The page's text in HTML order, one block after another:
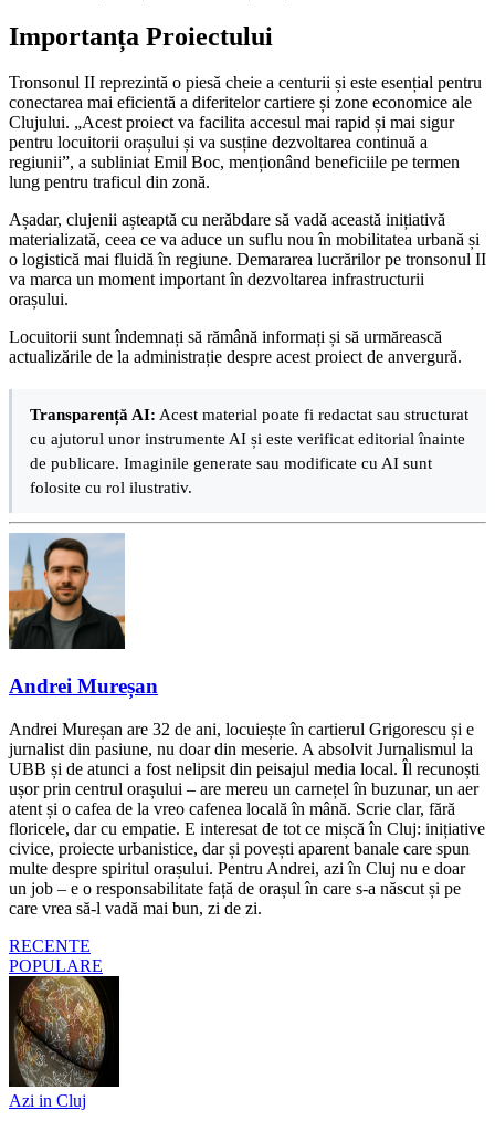
Importanța Proiectului
Tronsonul II reprezintă o piesă cheie a centurii și este esențial pentru
conectarea mai eficientă a diferitelor cartiere și zone economice ale
Clujului. „Acest proiect va facilita accesul mai rapid și mai sigur
pentru locuitorii orașului și va susține dezvoltarea continuă a
regiunii”, a subliniat Emil Boc, menționând beneficiile pe termen
lung pentru traficul din zonă.
Așadar, clujenii așteaptă cu nerăbdare să vadă această inițiativă
materializată, ceea ce va aduce un suflu nou în mobilitatea urbană și
o logistică mai fluidă în regiune. Demararea lucrărilor pe tronsonul II
va marca un moment important în dezvoltarea infrastructurii
orașului.
Locuitorii sunt îndemnați să rămână informați și să urmărească
actualizările de la administrație despre acest proiect de anvergură.
Transparență AI: Acest material poate fi redactat sau structurat
cu ajutorul unor instrumente AI și este verificat editorial înainte
de publicare. Imaginile generate sau modificate cu AI sunt
folosite cu rol ilustrativ.
Andrei Mureșan
Andrei Mureșan are 32 de ani, locuiește în cartierul Grigorescu și e
jurnalist din pasiune, nu doar din meserie. A absolvit Jurnalismul la
UBB și de atunci a fost nelipsit din peisajul media local. Îl recunoști
ușor prin centrul orașului – are mereu un carnețel în buzunar, un aer
atent și o cafea de la vreo cafenea locală în mână. Scrie clar, fără
floricele, dar cu empatie. E interesat de tot ce mișcă în Cluj: inițiative
civice, proiecte urbanistice, dar și povești aparent banale care spun
multe despre spiritul orașului. Pentru Andrei, azi în Cluj nu e doar
un job – e o responsabilitate față de orașul în care s-a născut și pe
care vrea să-l vadă mai bun, zi de zi.
RECENTE
POPULARE
Azi in Cluj